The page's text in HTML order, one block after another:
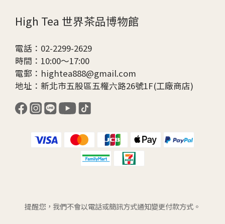
High Tea 世界茶品博物館
電話：02-2299-2629
時間：10:00～17:00
電郵：hightea888@gmail.com
地址：新北市五股區五權六路26號1F(工廠商店)
提醒您，我們不會以電話或簡訊方式通知變更付款方式。